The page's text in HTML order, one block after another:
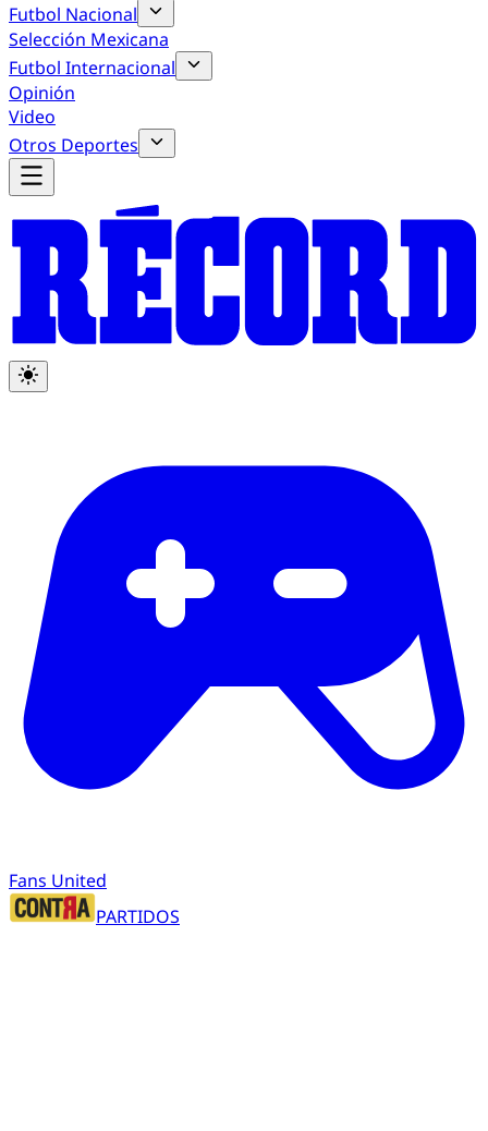
Futbol Nacional
Selección Mexicana
Futbol Internacional
Opinión
Video
Otros Deportes
Fans United
PARTIDOS